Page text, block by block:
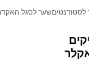
לסטודנטיםשער לסגל